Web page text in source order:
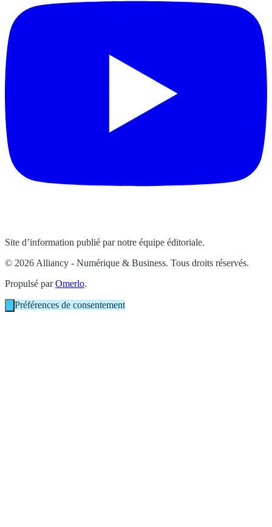
Site d’information publié par notre équipe éditoriale.
© 2026 Alliancy - Numérique & Business. Tous droits réservés.
Propulsé parOmerlo.
Préférences de consentement